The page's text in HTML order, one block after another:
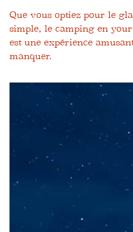
Que vous optiez pour le
simple, le camping en
est une expérience
manquer.